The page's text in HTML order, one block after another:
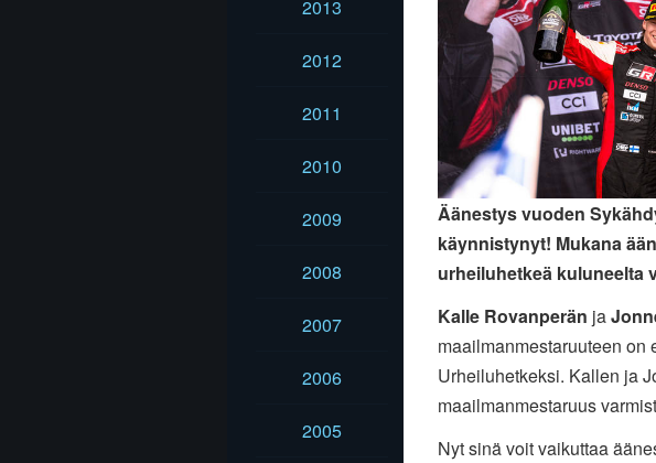
2013
2012
2011
2010
2009
2008
2007
2006
2005
Äänestys vuoden
käynnistynyt! Mukana
urheiluhetkeä kuluneelta
Kalle Rovanperän ja
maailmanmestaruuteen
Urheiluhetkeksi. Kallen ja
maailmanmestaruus
Nyt sinä voit vaikuttaa